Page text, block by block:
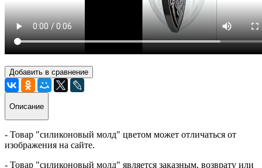
Добавить в сравнение
Описание
- Товар "силиконовый молд" цветом может отличаться от
изображения на сайте.
- Товар "силиконовый молд" является заказным, возврату или